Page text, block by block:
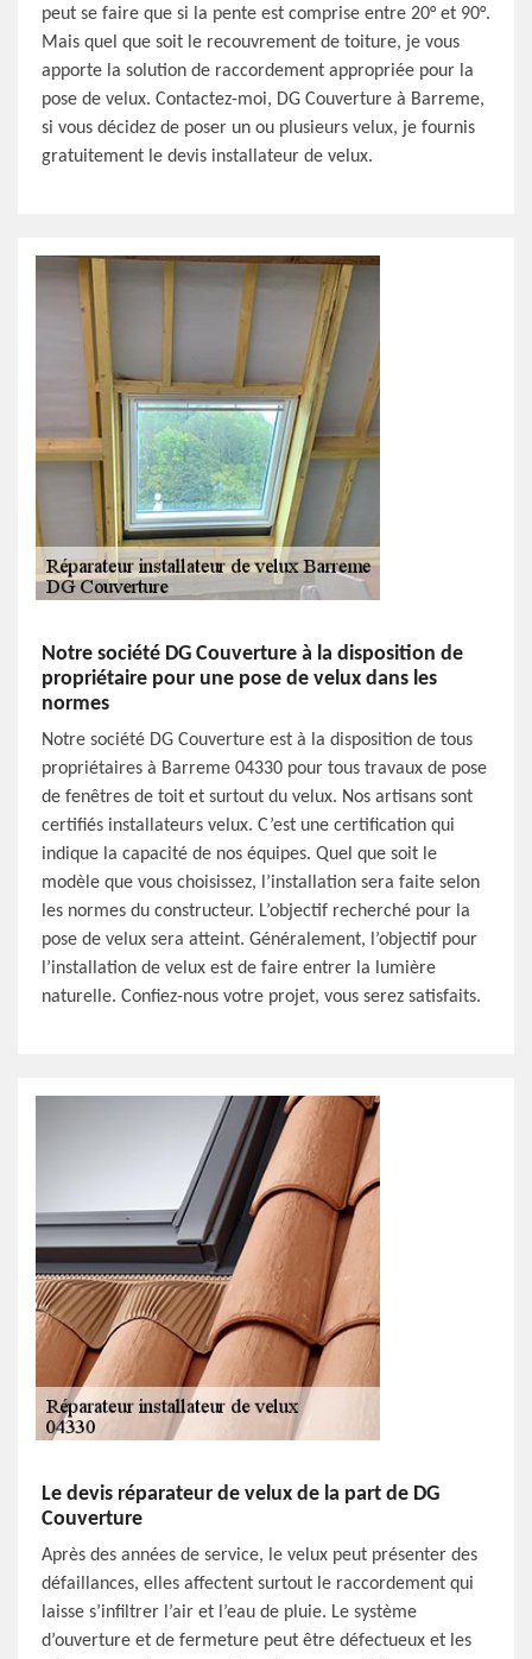
peut se faire que si la pente est comprise entre 20° et 90°.
Mais quel que soit le recouvrement de toiture, je vous
apporte la solution de raccordement appropriée pour la
pose de velux. Contactez-moi, DG Couverture à Barreme,
si vous décidez de poser un ou plusieurs velux, je fournis
gratuitement le devis installateur de velux.
Notre société DG Couverture à la disposition de
propriétaire pour une pose de velux dans les
normes
Notre société DG Couverture est à la disposition de tous
propriétaires à Barreme 04330 pour tous travaux de pose
de fenêtres de toit et surtout du velux. Nos artisans sont
certifiés installateurs velux. C’est une certification qui
indique la capacité de nos équipes. Quel que soit le
modèle que vous choisissez, l’installation sera faite selon
les normes du constructeur. L’objectif recherché pour la
pose de velux sera atteint. Généralement, l’objectif pour
l’installation de velux est de faire entrer la lumière
naturelle. Confiez-nous votre projet, vous serez satisfaits.
Le devis réparateur de velux de la part de DG
Couverture
Après des années de service, le velux peut présenter des
défaillances, elles affectent surtout le raccordement qui
laisse s’infiltrer l’air et l’eau de pluie. Le système
d’ouverture et de fermeture peut être défectueux et les